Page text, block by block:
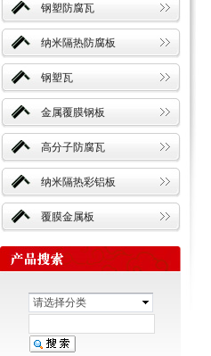
钢塑防腐瓦
纳米隔热防腐板
钢塑瓦
金属覆膜钢板
高分子防腐瓦
纳米隔热彩铝板
覆膜金属板
请选择分类